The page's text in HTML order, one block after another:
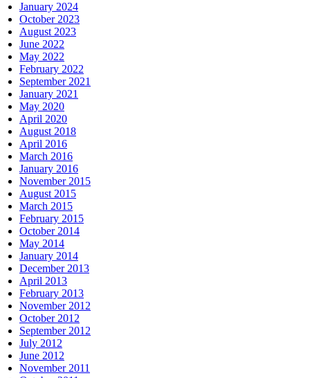
January 2024
October 2023
August 2023
June 2022
May 2022
February 2022
September 2021
January 2021
May 2020
April 2020
August 2018
April 2016
March 2016
January 2016
November 2015
August 2015
March 2015
February 2015
October 2014
May 2014
January 2014
December 2013
April 2013
February 2013
November 2012
October 2012
September 2012
July 2012
June 2012
November 2011